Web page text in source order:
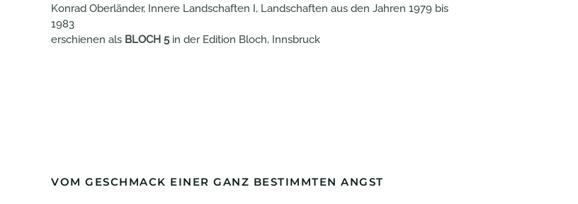
Konrad Oberländer, Innere Landschaften I, Landschaften aus den Jahren 1979 bis
1983
erschienen als BLOCH 5in der Edition Bloch, Innsbruck
VOM GESCHMACK EINER GANZ BESTIMMTEN ANGST